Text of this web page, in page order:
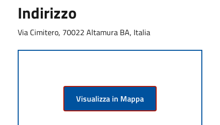
Indirizzo
Via Cimitero, 70022 Altamura BA, Italia
Visualizza in Mappa